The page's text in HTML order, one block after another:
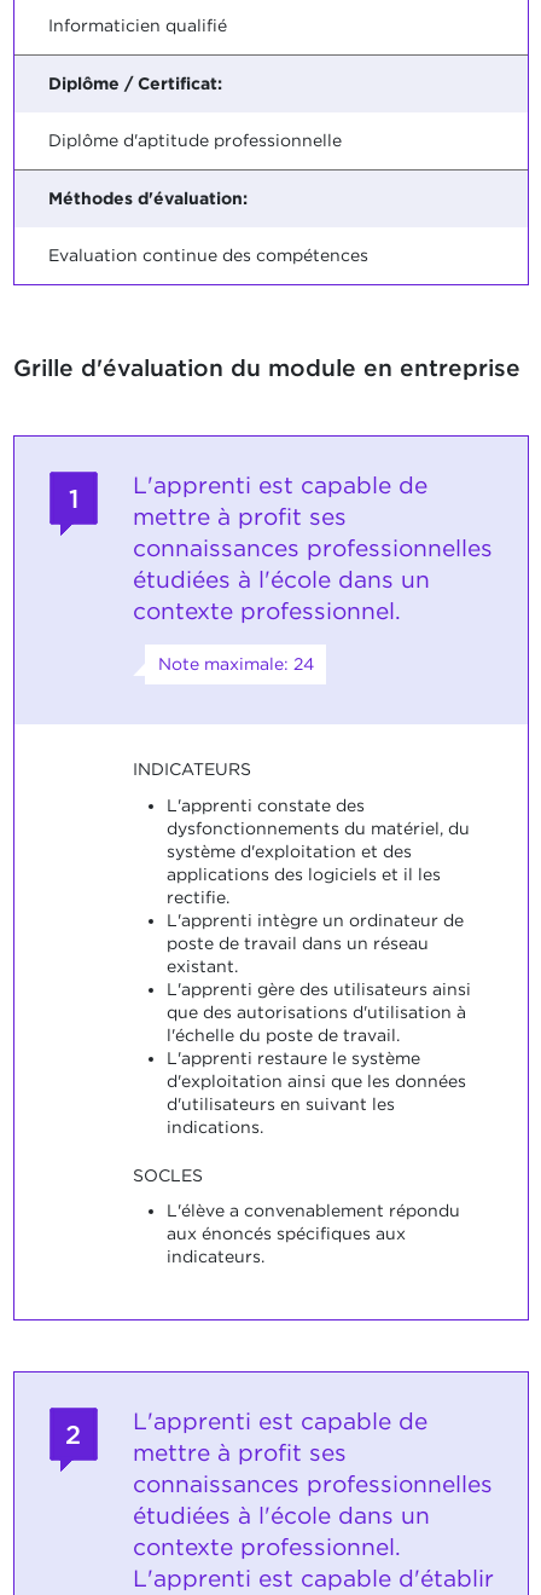
Informaticien qualifié
Diplôme / Certificat:
Diplôme d'aptitude professionnelle
Méthodes d'évaluation:
Evaluation continue des compétences
Grille d'évaluation du module en entreprise
1
L'apprenti est capable de
mettre à profit ses
connaissances professionnelles
étudiées à l'école dans un
contexte professionnel.
Note maximale: 24
INDICATEURS
L'apprenti constate des
dysfonctionnements du matériel, du
système d'exploitation et des
applications des logiciels et il les
rectifie.
L'apprenti intègre un ordinateur de
poste de travail dans un réseau
existant.
L'apprenti gère des utilisateurs ainsi
que des autorisations d'utilisation à
l'échelle du poste de travail.
L'apprenti restaure le système
d'exploitation ainsi que les données
d'utilisateurs en suivant les
indications.
SOCLES
L'élève a convenablement répondu
aux énoncés spécifiques aux
indicateurs.
2
L'apprenti est capable de
mettre à profit ses
connaissances professionnelles
étudiées à l'école dans un
contexte professionnel.
L'apprenti est capable d'établir